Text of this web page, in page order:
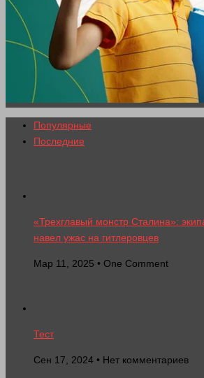
Популярные
Последние
«Трехглавый монстр Сталина»:
навел ужас на гитлеровцев
Мар 11, 2025 • One Comment
Тест
Сен 17, 2024 • Нет комментариев